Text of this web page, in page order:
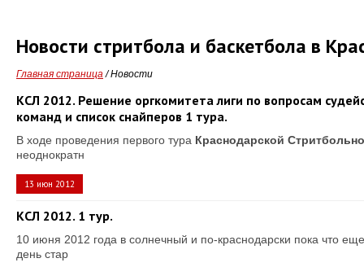
Новости стритбола и баскетбола в
Главная страница/Новости
КСЛ 2012. Решение оргкомитета лиги по вопросам
команд и список снайперов 1 тура.
В ходе проведения первого тура Краснодарской
неоднократн
13 июн 2012
КСЛ 2012. 1 тур.
10 июня 2012 года в солнечный и по-краснодарски пока что
день стар